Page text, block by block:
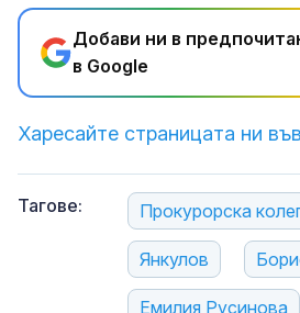
Добави ни в
в Google
Харесайте страницата ни
Тагове: Прокурорска
Янкулов
Емилия Русинова